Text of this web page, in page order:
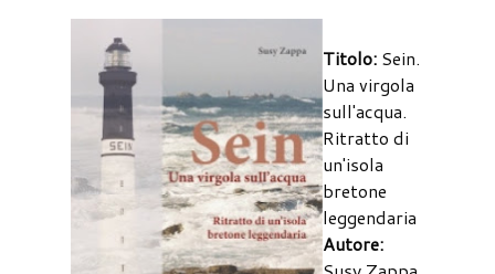
Titolo: Sein.
Una virgola
sull'acqua.
Ritratto di
un'isola
bretone
leggendaria
Autore: